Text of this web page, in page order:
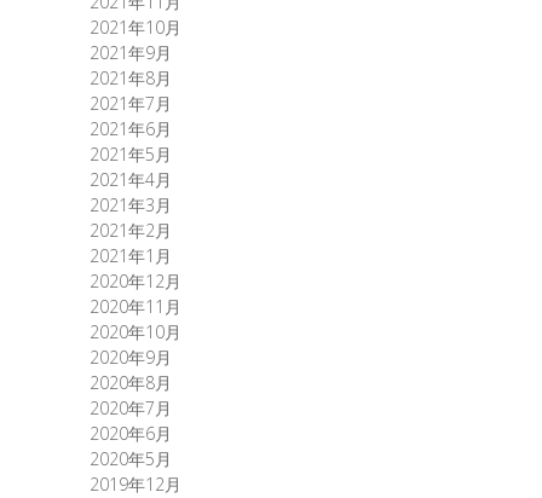
2021年10月
2021年9月
2021年8月
2021年7月
2021年6月
2021年5月
2021年4月
2021年3月
2021年2月
2021年1月
2020年12月
2020年11月
2020年10月
2020年9月
2020年8月
2020年7月
2020年6月
2020年5月
2019年12月